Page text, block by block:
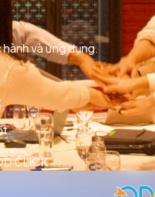
và ứng dụng.
CLICK